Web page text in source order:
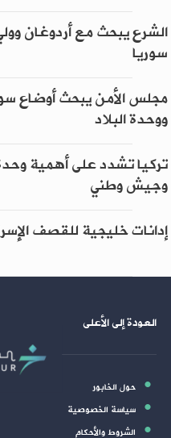
الشرع يبحث مع أردوغان
سوريا
مجلس الأمن يبحث أوضاع
ووحدة البلاد
تركيا تشدد على أهمية
وجيش وطني
إدانات خليجية للقصف
العودة إلى الأعلى
حول الخابور
سياسة الخصوصية
الشروط والأحكام